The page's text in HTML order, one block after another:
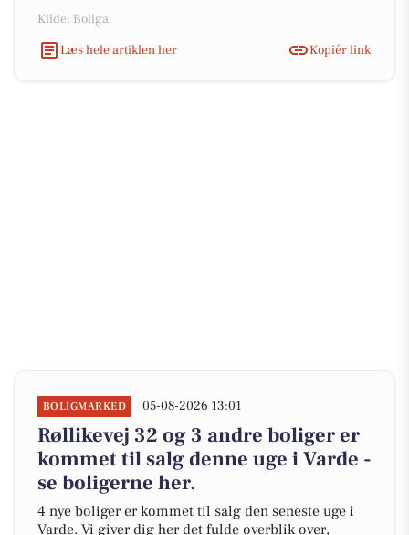
Kilde: Boliga
Læs hele artiklen her
Kopiér link
BOLIGMARKED 05-08-2026 13:01
Røllikevej 32 og 3 andre boliger er
kommet til salg denne uge i Varde -
se boligerne her.
4 nye boliger er kommet til salg den seneste uge i
Varde. Vi giver dig her det fulde overblik over,